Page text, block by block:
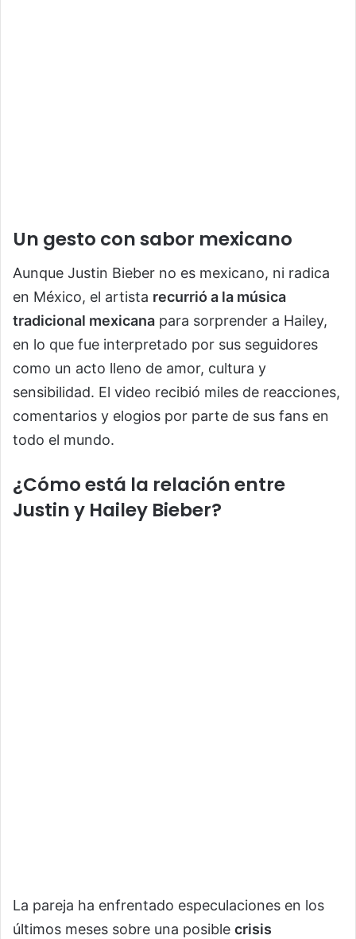
Un gesto con sabor mexicano
Aunque Justin Bieber no es mexicano, ni radica
en México, el artista recurrió a la música
tradicional mexicana para sorprender a Hailey,
en lo que fue interpretado por sus seguidores
como un acto lleno de amor, cultura y
sensibilidad. El video recibió miles de reacciones,
comentarios y elogios por parte de sus fans en
todo el mundo.
¿Cómo está la relación entre
Justin y Hailey Bieber?
La pareja ha enfrentado especulaciones en los
últimos meses sobre una posible crisis